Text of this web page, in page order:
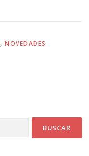
, NOVEDADES